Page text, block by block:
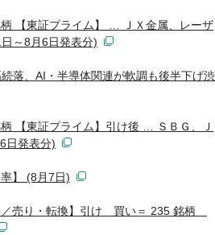
【東証プライム】 … ＪＸ金属、レーザ
～8月6日発表分)
続落、AI・半導体関連が軟調も後半下げ渋
【東証プライム】引け後 … ＳＢＧ、Ｊ
日発表分)
】 (8月7日)
／売り・転換】引け 買い＝ 235 銘柄